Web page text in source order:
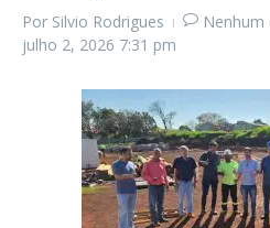
Por Silvio Rodrigues
julho 2, 2026 7:31 pm